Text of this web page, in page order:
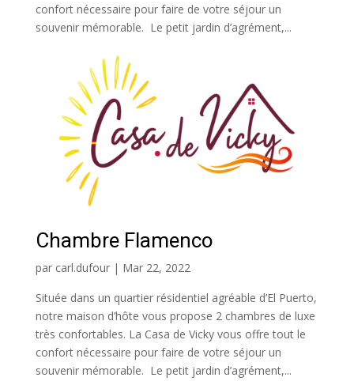
confort nécessaire pour faire de votre séjour un
souvenir mémorable. Le petit jardin d’agrément,...
Chambre Flamenco
par carl.dufour| Mar 22, 2022
Située dans un quartier résidentiel agréable d’El Puerto,
notre maison d’hôte vous propose 2 chambres de luxe
très confortables. La Casa de Vicky vous offre tout le
confort nécessaire pour faire de votre séjour un
souvenir mémorable. Le petit jardin d’agrément,...